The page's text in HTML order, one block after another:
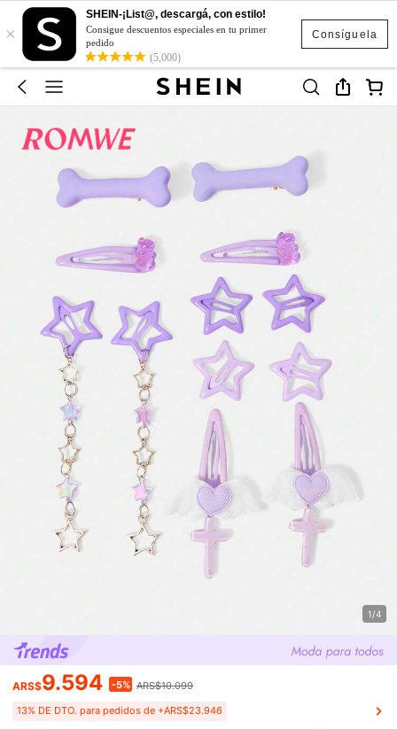
Consíguela
×
SHEIN-¡List@, descargá, con estilo!
Consigue descuentos especiales en tu primer
pedido
(5,000)
1/4
ARS$9.594 -5% ARS$10.099
13% DE DTO. para pedidos de +ARS$23.946